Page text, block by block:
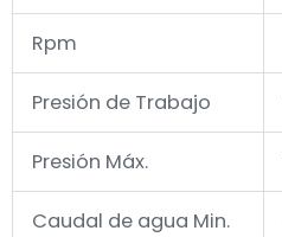
Rpm
Presión de Trabajo
Presión Máx.
Caudal de agua Min.